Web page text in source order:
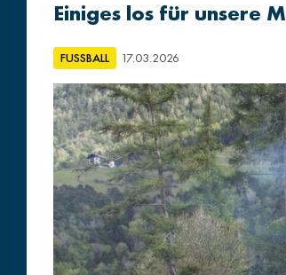
Einiges los für unsere
FUSSBALL 17.03.2026